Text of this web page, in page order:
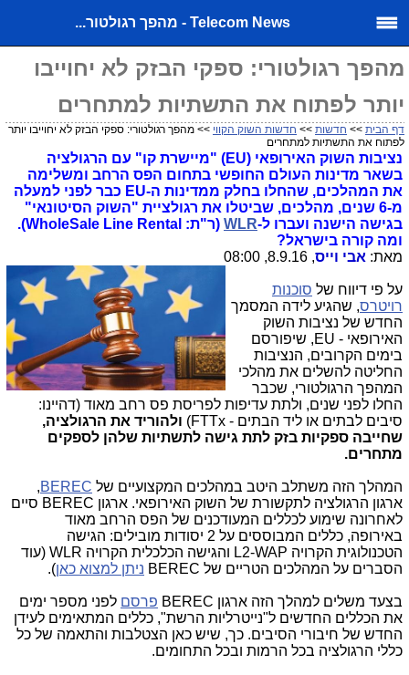
Telecom News - מהפך רגולטור...
מהפך רגולטורי: ספקי הבזק לא יחוייבו
יותר לפתוח את התשתיות למתחרים
דף הבית >> חדשות >> חדשות השוק הקווי >> מהפך רגולטורי: ספקי הבזק לא יחוייבו יותר
לפתוח את התשתיות למתחרים
נציבות השוק האירופאי (EU) "מיישרת קו" עם הרגולציה
בשאר מדינות העולם החופשי בתחום הפס הרחב ומשלימה
את המהלכים, שהחלו בחלק ממדינות ה-EU כבר לפני למעלה
מ-6 שנים, מהלכים, שביטלו את רגולציית "השוק הסיטונאי"
בגישה הישנה ועברו ל-WLR
(ר"ת: WholeSale Line Rental).
ומה קורה בישראל?
מאת: אבי וייס, 8.9.16, 08:00
על פי דיווח של סוכנות
רויטרס, שהגיע לידה המסמך
החדש של נציבות השוק
האירופאי - EU, שיפורסם
בימים הקרובים, הנציבות
החליטה להשלים את מהלכי
המהפך הרגולטורי, שכבר
החלו לפני שנים, ולתת עדיפות לפריסת פס רחב מאוד (דהיינו:
סיבים לבתים או ליד הבתים - FTTx)
ולהוריד את הרגולציה,
שחייבה ספקיות בזק לתת גישה לתשתיות שלהן לספקים
מתחרים.
המהלך הזה משתלב היטב במהלכים המקצועיים של BEREC
,
ארגון הרגולציה לתקשורת של השוק האירופאי. ארגון BEREC סיים
לאחרונה שימוע לכללים המעודכנים של הפס הרחב מאוד
באירופה, כללים המבוססים על 2 יסודות מובילים: הגישה
הטכנולוגית הקרויה L2-WAP והגישה הכלכלית הקרויה WLR (עוד
הסברים על המהלכים הטריים של BEREC
ניתן למצוא כאן).
בצעד משלים למהלך הזה ארגון BEREC פרסם לפני מספר ימים
את הכללים החדשים ל"נייטרליות הרשת", כללים המתאימים לעידן
החדש של חיבורי הסיבים. כך, שיש כאן הצטלבות והתאמה של כל
כללי הרגולציה בכל הרמות ובכל התחומים.